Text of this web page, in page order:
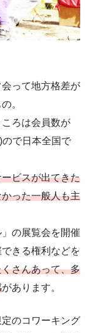
って地方格差が
。
ろは会員数が
で日本全国で
ビスが出てきた
った一般人も主
の展覧会を開催
きる権利などを
さんあって、多
があります。
のコワーキング